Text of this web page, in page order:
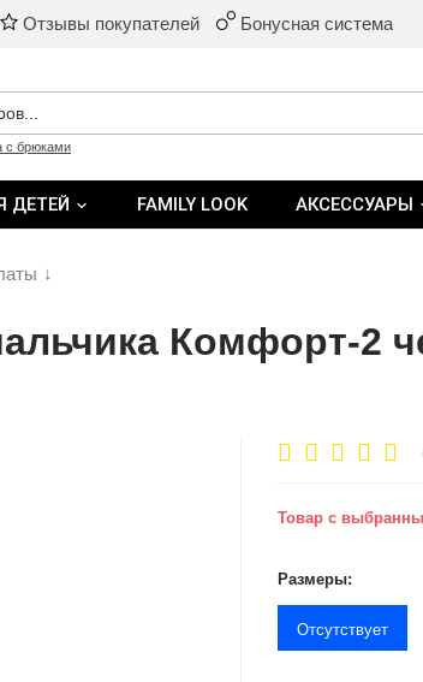
Отзывы покупателей Бонусная система
с брюками
ДЕТЕЙ FAMILY LOOK АКСЕССУАРЫ
↓
Комфорт-2
Товар с
Размеры:
Отсутствует